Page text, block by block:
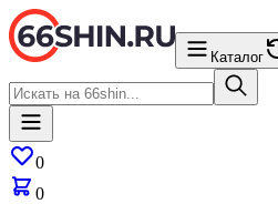
Каталог
0
0